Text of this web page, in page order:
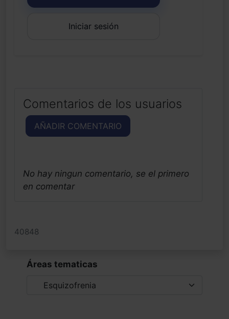
Iniciar sesión
Comentarios de los usuarios
AÑADIR COMENTARIO
No hay ningun comentario, se el primero
en comentar
40848
Áreas tematicas